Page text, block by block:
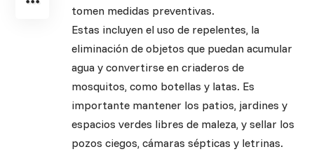
tomen medidas preventivas.
Estas incluyen el uso de repelentes, la
eliminación de objetos que puedan acumular
agua y convertirse en criaderos de
mosquitos, como botellas y latas. Es
importante mantener los patios, jardines y
espacios verdes libres de maleza, y sellar los
pozos ciegos, cámaras sépticas y letrinas.